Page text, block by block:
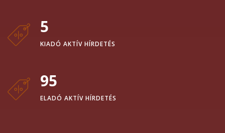
5
KIADÓ AKTÍV HÍRDETÉS
95
ELADÓ AKTÍV HÍRDETÉS